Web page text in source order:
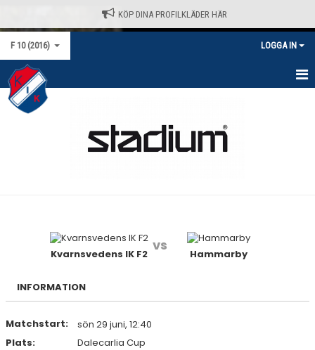
KÖP DINA PROFILKLÄDER HÄR
F 10 (2016) LOGGA IN
HEM
BILDGALLERI
DOKUMENT
Kvarnsvedens IK F2
vs
Hammarby
INFORMATION
Matchstart:
sön 29 juni, 12:40
Plats:
Dalecarlia Cup